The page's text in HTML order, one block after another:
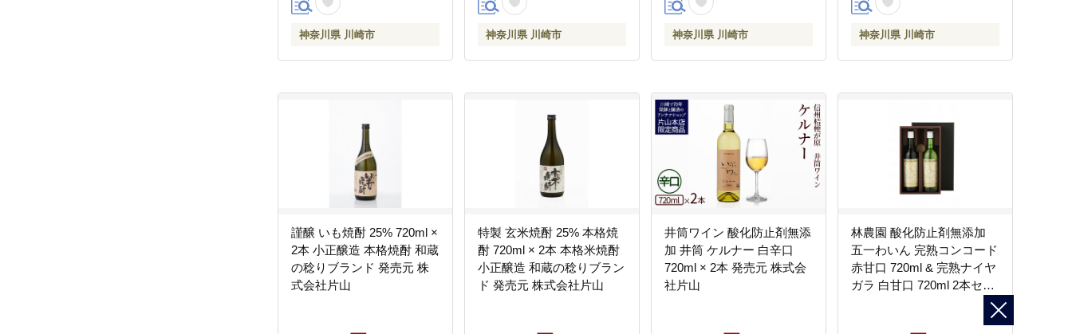
神奈川県 川崎市 神奈川県 川崎市 神奈川県 川崎市 神奈川県 川崎市
謹醸 いも焼酎 25% 720ml ×
2本 小正醸造 本格焼酎 和蔵
の稔りブランド 発売元 株
式会社片山
特製 玄米焼酎 25% 本格焼
酎 720ml × 2本 本格米焼酎
小正醸造 和蔵の稔りブラン
ド 発売元 株式会社片山
井筒ワイン 酸化防止剤無添
加 井筒 ケルナー 白辛口
720ml × 2本 発売元 株式会
社片山
林農園 酸化防止剤無添加
五一わいん 完熟コンコード
赤甘口 720ml & 完熟ナイヤ
ガラ 白甘口 720ml 2本セッ